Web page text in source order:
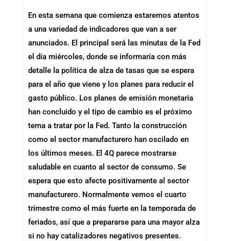
En esta semana que comienza estaremos atentos
a una variedad de indicadores que van a ser
anunciados. El principal será las minutas de la Fed
el día miércoles, donde se informaría con más
detalle la política de alza de tasas que se espera
para el año que viene y los planes para reducir el
gasto público. Los planes de emisión monetaria
han concluido y el tipo de cambio es el próximo
tema a tratar por la Fed. Tanto la construcción
como el sector manufacturero han oscilado en
los últimos meses. El 4Q parece mostrarse
saludable en cuanto al sector de consumo. Se
espera que esto afecte positivamente al sector
manufacturero. Normalmente vemos el cuarto
trimestre como el más fuerte en la temporada de
feriados, así que a prepararse para una mayor alza
si no hay catalizadores negativos presentes.